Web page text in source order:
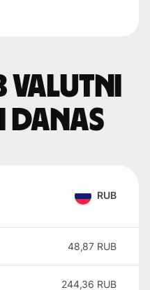
valutni
danas
RUB
48,87 RUB
244,36 RUB